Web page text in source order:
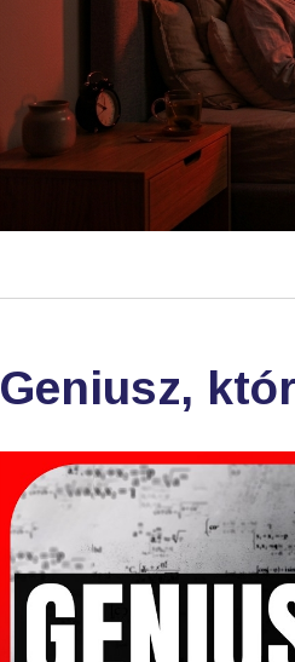
Geniusz,